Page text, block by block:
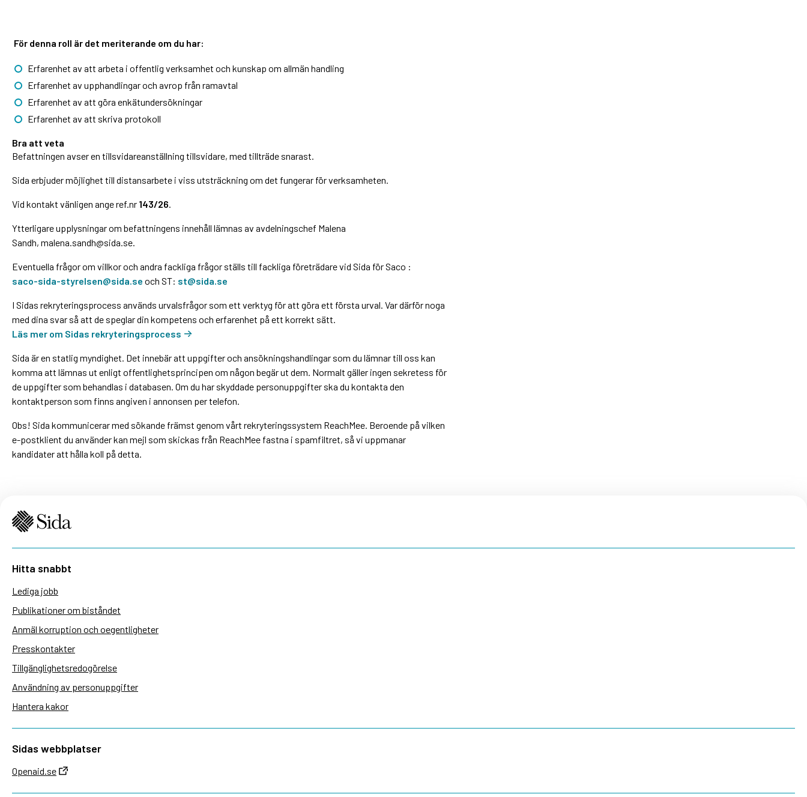
För denna roll är det meriterande om du har:
Erfarenhet av att arbeta i offentlig verksamhet och kunskap om allmän handling
Erfarenhet av upphandlingar och avrop från ramavtal
Erfarenhet av att göra enkätundersökningar
Erfarenhet av att skriva protokoll
Bra att veta
Befattningen avser en tillsvidareanställning tillsvidare, med tillträde snarast.
Sida erbjuder möjlighet till distansarbete i viss utsträckning om det fungerar för verksamheten.
Vid kontakt vänligen ange ref.nr 143/26
Ytterligare upplysningar om befattningens innehåll lämnas av avdelningschef Malena
Sandh, malena.sandh@sida.se.
Eventuella frågor om villkor och andra fackliga frågor ställs till fackliga företrädare vid Sida för Saco :
saco-sida-styrelsen@sida.se och ST: st@sida.se
I Sidas rekryteringsprocess används urvalsfrågor som ett verktyg för att göra ett första urval. Var därför noga
med dina svar så att de speglar din kompetens och erfarenhet på ett korrekt sätt.
Läs mer om Sidas rekryteringsprocess
Sida är en statlig myndighet. Det innebär att uppgifter och ansökningshandlingar som du lämnar till oss kan
komma att lämnas ut enligt offentlighetsprincipen om någon begär ut dem. Normalt gäller ingen sekretess för
de uppgifter som behandlas i databasen. Om du har skyddade personuppgifter ska du kontakta den
kontaktperson som finns angiven i annonsen per telefon.
Obs! Sida kommunicerar med sökande främst genom vårt rekryteringssystem ReachMee. Beroende på vilken
e-postklient du använder kan mejl som skickas från ReachMee fastna i spamfiltret, så vi uppmanar
kandidater att hålla koll på detta.
Hitta snabbt
Lediga jobb
Publikationer om biståndet
Anmäl korruption och oegentligheter
Presskontakter
Tillgänglighetsredogörelse
Användning av personuppgifter
Hantera kakor
Sidas webbplatser
Openaid.se